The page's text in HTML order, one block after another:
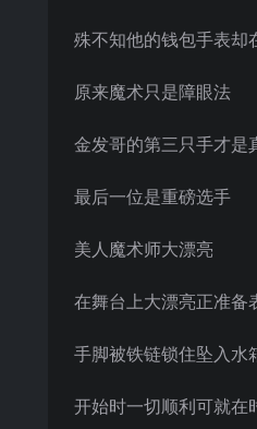
殊不知他的钱包手表却
原来魔术只是障眼法
金发哥的第三只手才是
最后一位是重磅选手
美人魔术师大漂亮
在舞台上大漂亮正准备
手脚被铁链锁住坠入水
开始时一切顺利可就在